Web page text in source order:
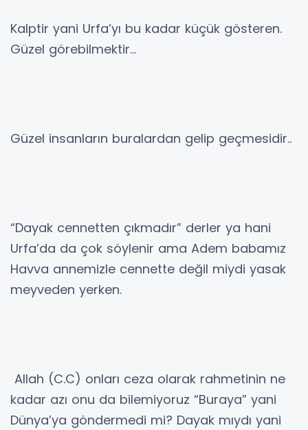
Kalptir yani Urfa’yı bu kadar küçük gösteren.
Güzel görebilmektir…
Güzel insanların buralardan gelip geçmesidir..
“Dayak cennetten çıkmadır” derler ya hani
Urfa’da da çok söylenir ama Adem babamız
Havva annemizle cennette değil miydi yasak
meyveden yerken.
Allah (C.C) onları ceza olarak rahmetinin ne
kadar azı onu da bilemiyoruz “Buraya” yani
Dünya’ya göndermedi mi? Dayak mıydı yani